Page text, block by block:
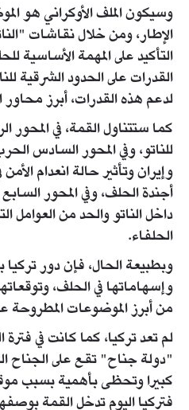
وسيكون الملف الأوكراني هو
التأكيد على المهمة الأساسية
القدرات على الحدود الشرقية
لدعم هذه القدرات، أبرز محاور
كما ستتناول القمة، في المحور
للناتو، وفي المحور السادس
وإيران وتأثير حالة انعدام
أجندة الحلف، وفي المحور
داخل الناتو والحد من العوامل
الحلفاء.
وبطبيعة الحال، فإن دور تركيا
وإسهاماتها في الحلف،
من أبرز الموضوعات المطروحة
لم تعد تركيا، كما كانت في
"دولة جناح" تقع على الجناح
كبيرا وتحظى بأهمية بسبب
فتركيا اليوم تدخل القمة